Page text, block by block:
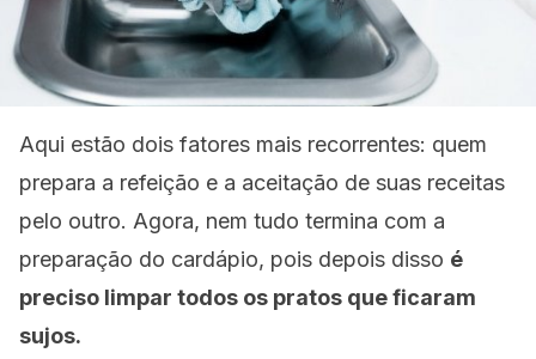
Aqui estão dois fatores mais recorrentes: quem
prepara a refeição e a aceitação de suas receitas
pelo outro. Agora, nem tudo termina com a
preparação do cardápio, pois depois disso é
preciso limpar todos os pratos que ficaram
sujos.